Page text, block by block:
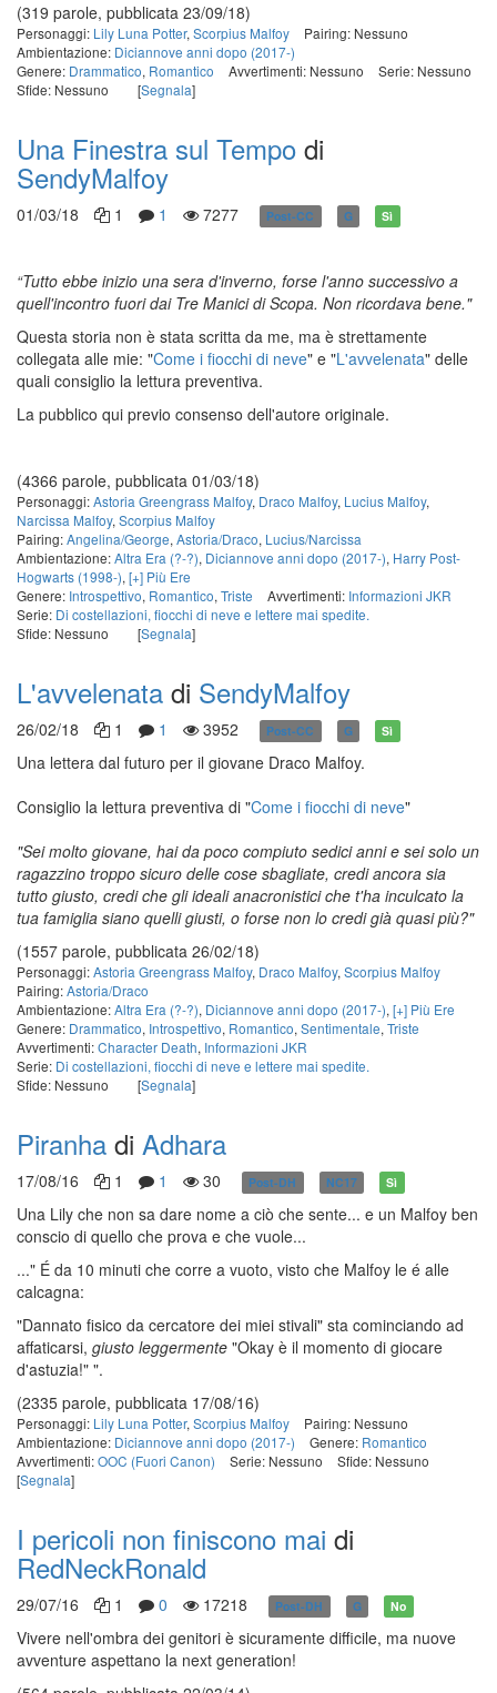
(319 parole, pubblicata 23/09/18)
Personaggi: Lily Luna Potter, Scorpius Malfoy
Pairing: Nessuno
Ambientazione: Diciannove anni dopo (2017-)
Genere: Drammatico, Romantico Avvertimenti: Nessuno
Serie: Nessuno
Sfide: Nessuno
[Segnala]
Una Finestra sul Tempo di
SendyMalfoy
01/03/18 1 1 7277 Post-CC G Sì
“Tutto ebbe inizio una sera d'inverno, forse l'anno successivo a
quell'incontro fuori dai Tre Manici di Scopa. Non ricordava bene."
Questa storia non è stata scritta da me, ma è strettamente
collegata alle mie: "Come i fiocchi di neve" e "L'avvelenata" delle
quali consiglio la lettura preventiva.
La pubblico qui previo consenso dell'autore originale.
(4366 parole, pubblicata 01/03/18)
Personaggi:Astoria Greengrass Malfoy, Draco Malfoy, Lucius Malfoy,
Narcissa Malfoy, Scorpius Malfoy
Pairing:Angelina/George, Astoria/Draco, Lucius/Narcissa
Ambientazione:Altra Era (?-?), Diciannove anni dopo (2017-), Harry Post-
Hogwarts (1998-), [+] Più Ere
Genere: Introspettivo, Romantico, Triste Avvertimenti: Informazioni JKR
Serie: Di costellazioni, fiocchi di neve e lettere mai spedite.
Sfide: Nessuno
[Segnala]
L'avvelenata di SendyMalfoy
26/02/18 1 1 3952 Post-CC G Sì
Una lettera dal futuro per il giovane Draco Malfoy.
Consiglio la lettura preventiva di "Come i fiocchi di neve"
"Sei molto giovane, hai da poco compiuto sedici anni e sei solo un
ragazzino troppo sicuro delle cose sbagliate, credi ancora sia
tutto giusto, credi che gli ideali anacronistici che t'ha inculcato la
tua famiglia siano quelli giusti, o forse non lo credi già quasi più?"
(1557 parole, pubblicata 26/02/18)
Personaggi:Astoria Greengrass Malfoy, Draco Malfoy, Scorpius Malfoy
Pairing:Astoria/Draco
Ambientazione:Altra Era (?-?), Diciannove anni dopo (2017-), [+] Più Ere
Genere: Drammatico, Introspettivo, Romantico, Sentimentale, Triste
Avvertimenti:Character Death, Informazioni JKR
Serie: Di costellazioni, fiocchi di neve e lettere mai spedite.
Sfide: Nessuno
[Segnala]
Piranha di Adhara
17/08/16 1 1 30 Post-DH NC17 Sì
Una Lily che non sa dare nome a ciò che sente... e un Malfoy ben
conscio di quello che prova e che vuole...
..." É da 10 minuti che corre a vuoto, visto che Malfoy le é alle
calcagna:
"Dannato fisico da cercatore dei miei stivali" sta cominciando ad
affaticarsi, giusto leggermente "Okay è il momento di giocare
d'astuzia!" ".
(2335 parole, pubblicata 17/08/16)
Personaggi: Lily Luna Potter, Scorpius Malfoy
Pairing: Nessuno
Ambientazione: Diciannove anni dopo (2017-) Genere: Romantico
Avvertimenti:OOC (Fuori Canon) Serie: Nessuno
Sfide: Nessuno
[Segnala]
I pericoli non finiscono mai di
RedNeckRonald
29/07/16 1 0 17218 Post-DH G No
Vivere nell'ombra dei genitori è sicuramente difficile, ma nuove
avventure aspettano la next generation!